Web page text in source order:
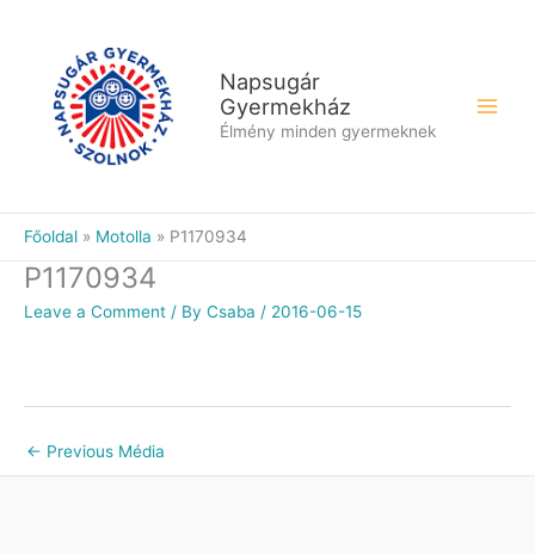
Napsugár
Gyermekház
Élmény minden gyermeknek
Főoldal Motolla P1170934
P1170934
Leave a Comment / By Csaba / 2016-06-15
← Previous Média